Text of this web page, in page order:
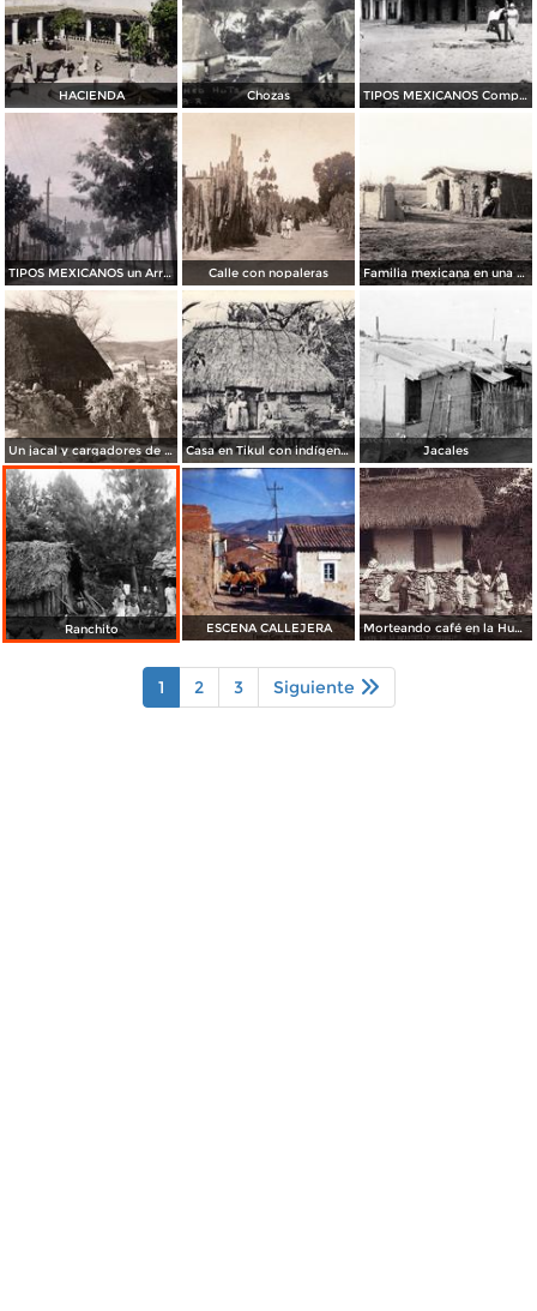
HACIENDA Chozas TIPOS MEXICANOS Compradores
TIPOS MEXICANOS un Arriero Calle con nopaleras Familia mexicana en una casa de abobe
Un jacal y cargadores de leña Casa en Tikul con indígenas Jacales
Ranchito ESCENA CALLEJERA Morteando café en la Huasteca Potosina
1 2 3 Siguiente